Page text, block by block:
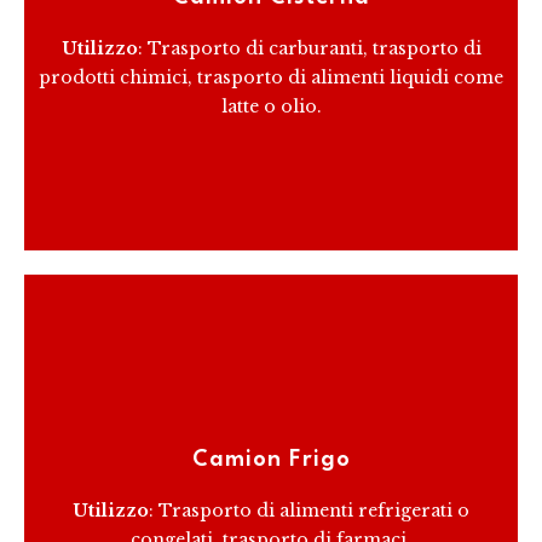
Utilizzo: Trasporto di carburanti, trasporto di
prodotti chimici, trasporto di alimenti liquidi come
latte o olio.
personalizzazione per soddisfare specifiche
normative di sicurezza e di trasporto.
RICEVI PREVENTIVO
Camion Frigo
Utilizzo: Trasporto di alimenti refrigerati o
che devono essere mantenute a una temperatura